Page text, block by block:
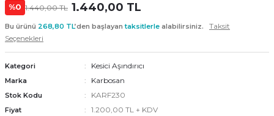
%0 1.440,00 TL 1.440,00 TL
Bu ürünü 268,80 TL’den başlayantaksitlerle alabilirsiniz.
Taksit
Seçenekleri
Kategori Kesici Aşındırıcı
Marka Karbosan
Stok Kodu KARF230
Fiyat 1.200,00 TL + KDV